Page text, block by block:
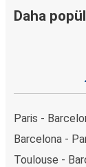
Daha
Paris -
Barcelona -
Toulouse -